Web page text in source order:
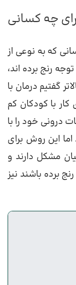
چه کسانی
که به نوعی از
رنج برده اند،
گفتیم درمان با
با کودکان کم
درونی خود را با
این روش برای
مشکل دارند و
برده باشند نیز